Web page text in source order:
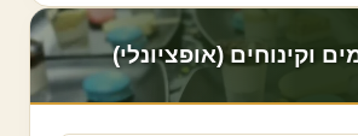
וקינוחים (אופציונלי)